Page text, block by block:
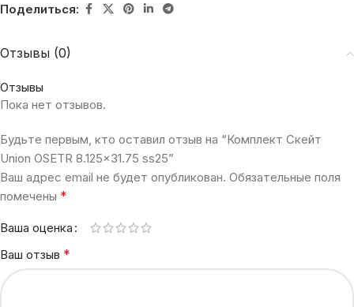
Поделиться:
Отзывы (0)
Отзывы
Пока нет отзывов.
Будьте первым, кто оставил отзыв на “Комплект Скейт
Union OSETR 8.125×31.75 ss25”
Ваш адрес email не будет опубликован. Обязательные поля
помечены *
Ваша оценка
Ваш отзыв *